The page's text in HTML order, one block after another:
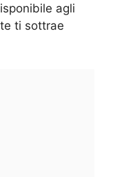
agli
ti sottrae